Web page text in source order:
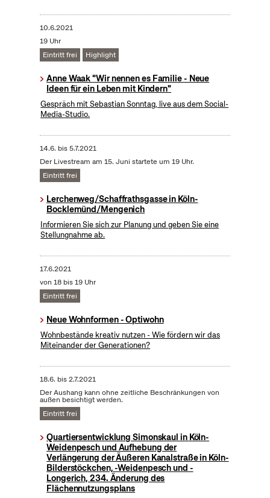
10.6.2021
19 Uhr
Eintritt frei
Highlight
Anne Waak "Wir nennen es Familie - Neue
Ideen für ein Leben mit Kindern"
Gespräch mit Sebastian Sonntag, live aus dem Social-
Media-Studio.
14.6. bis5.7.2021
Der Livestream am 15. Juni startete um 19 Uhr.
Eintritt frei
Lerchenweg/Schaffrathsgasse in Köln-
Bocklemünd/Mengenich
Informieren Sie sich zur Planung und geben Sie eine
Stellungnahme ab.
17.6.2021
von 18 bis 19 Uhr
Eintritt frei
Neue Wohnformen - Optiwohn
Wohnbestände kreativ nutzen - Wie fördern wir das
Miteinander der Generationen?
18.6. bis2.7.2021
Der Aushang kann ohne zeitliche Beschränkungen von
außen besichtigt werden.
Eintritt frei
Quartiersentwicklung Simonskaul in Köln-
Weidenpesch und Aufhebung der
Verlängerung der Äußeren Kanalstraße in Köln-
Bilderstöckchen, -Weidenpesch und -
Longerich, 234. Änderung des
Flächennutzungsplans